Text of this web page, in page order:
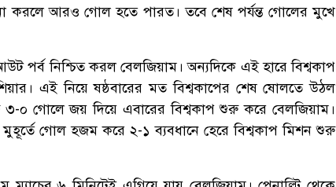
করলে আরও গোল হতে পারত। তবে শেষ পর্যন্ত গোলের মুখে
পর্ব নিশ্চিত করল বেলজিয়াম। অন্যদিকে এই হারে বিশ্বকাপ
এই নিয়ে ষষ্ঠবারের মত বিশ্বকাপের শেষ ষোলতে উঠল
৩-০ গোলে জয় দিয়ে এবারের বিশ্বকাপ শুরু করে বেলজিয়াম।
গোল হজম করে ২-১ ব্যবধানে হেরে বিশ্বকাপ মিশন শুরু